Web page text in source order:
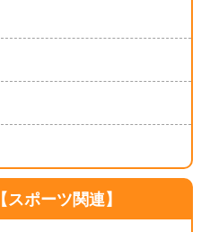
【スポーツ関連】